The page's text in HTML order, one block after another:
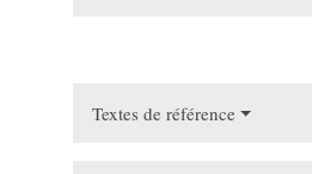
Textes de référence